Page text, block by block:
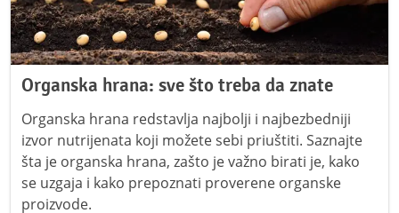
Organska hrana: sve što treba da znate
Organska hrana redstavlja najbolji i najbezbedniji
izvor nutrijenata koji možete sebi priuštiti. Saznajte
šta je organska hrana, zašto je važno birati je, kako
se uzgaja i kako prepoznati proverene organske
proizvode.